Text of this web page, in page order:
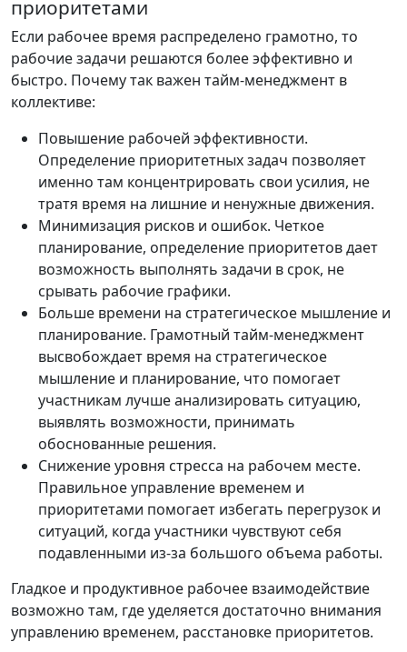
приоритетами
Если рабочее время распределено грамотно, то
рабочие задачи решаются более эффективно и
быстро. Почему так важен тайм-менеджмент в
коллективе:
Повышение рабочей эффективности.
Определение приоритетных задач позволяет
именно там концентрировать свои усилия, не
тратя время на лишние и ненужные движения.
Минимизация рисков и ошибок. Четкое
планирование, определение приоритетов дает
возможность выполнять задачи в срок, не
срывать рабочие графики.
Больше времени на стратегическое мышление и
планирование. Грамотный тайм-менеджмент
высвобождает время на стратегическое
мышление и планирование, что помогает
участникам лучше анализировать ситуацию,
выявлять возможности, принимать
обоснованные решения.
Снижение уровня стресса на рабочем месте.
Правильное управление временем и
приоритетами помогает избегать перегрузок и
ситуаций, когда участники чувствуют себя
подавленными из-за большого объема работы.
Гладкое и продуктивное рабочее взаимодействие
возможно там, где уделяется достаточно внимания
управлению временем, расстановке приоритетов.